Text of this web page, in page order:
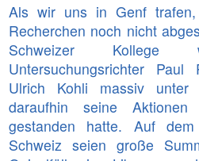
Als wir uns in Genf
Recherchen noch nicht
Schweizer Kollege
Untersuchungsrichter Paul
Ulrich Kohli massiv
daraufhin seine
gestanden hatte. Auf
Schweiz seien große